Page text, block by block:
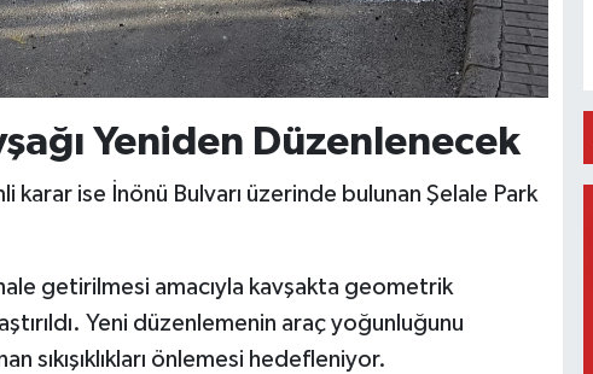
Yeniden Düzenlenecek
karar ise İnönü Bulvarı üzerinde bulunan Şelale Park
hale getirilmesi amacıyla kavşakta geometrik
Yeni düzenlemenin araç yoğunluğunu
sıkışıklıkları önlemesi hedefleniyor.